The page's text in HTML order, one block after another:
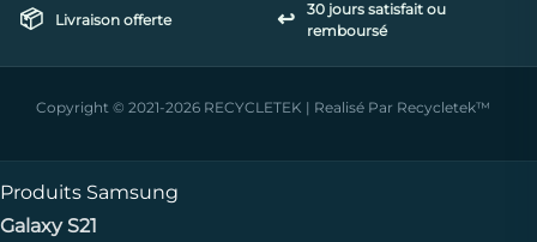
📦 Livraison offerte ↩️
30 jours satisfait ou
remboursé
Copyright © 2021-2026 RECYCLETEK | Realisé Par Recycletek™
Produits Samsung
Galaxy S21